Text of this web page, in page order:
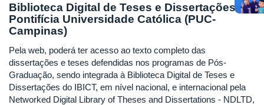
Biblioteca Digital de Teses e Dissertações -
Pontifícia Universidade Católica (PUC-
Campinas)
Pela web, poderá ter acesso ao texto completo das
dissertações e teses defendidas nos programas de Pós-
Graduação, sendo integrada à Biblioteca Digital de Teses e
Dissertações do IBICT, em nível nacional, e internacional pela
Networked Digital Library of Theses and Dissertations - NDLTD,